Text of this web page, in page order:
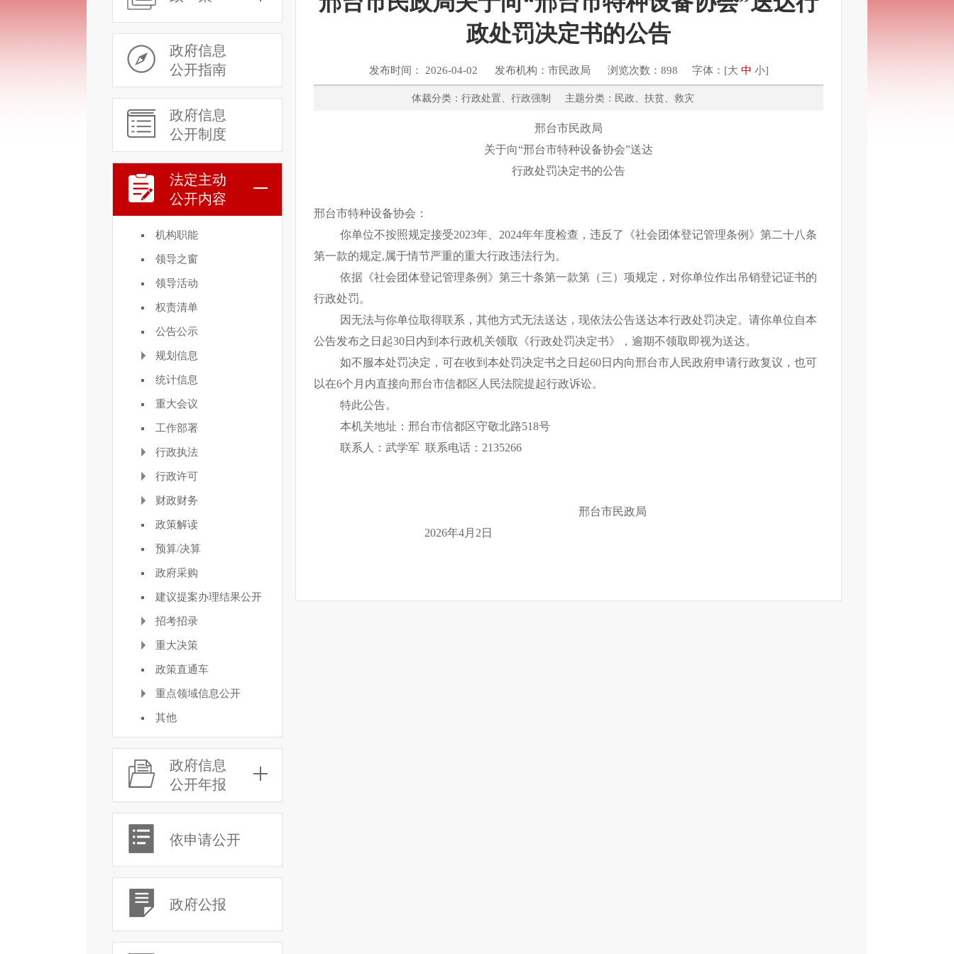
政府信息
公开指南
政府信息
公开制度
法定主动
公开内容
机构职能
领导之窗
领导活动
权责清单
公告公示
规划信息
统计信息
重大会议
工作部署
行政执法
行政许可
财政财务
政策解读
预算/决算
政府采购
建议提案办理结果公开
招考招录
重大决策
政策直通车
重点领域信息公开
其他
政府信息
公开年报
依申请公开
政府公报
政处罚决定书的公告
发布时间： 2026-04-02 发布机构：市民政局 浏览次数：898 字体：[大 中 小]
体裁分类：行政处置、行政强制 主题分类：民政、扶贫、救灾
邢台市民政局
关于向“邢台市特种设备协会”送达
行政处罚决定书的公告
邢台市特种设备协会 ：
你单位不按照规定接受2023年、 2024年年度检查，违反了《社会团体登记管理条例》第二十八条
第一款的规定,属于情节严重的重大行政违法行为。
依据《社会团体登记管理条例》第三十条第一款第（三）项规定，对你单位作出 吊销登记证书的
行政处罚。
因无法与你单位取得联系，其他方式无法送达，现依法公告送达本行政处罚决定。请你单位自本
公告发布之日起30日内到本行政机关领取《行政处罚决定书》，逾期不领取即视为送达。
如不服本处罚决定 ，可在收到本处罚决定书之日起60日内向邢台市人民政府申请行政复议，也可
以在6个月内直接向邢台市信都区人民法院提起行政诉讼。
特此公告。
本机关地址：邢台市信都区守敬北路518号
联系人：武学军 联系电话： 2135266
邢台市民政局
2026年4月2日